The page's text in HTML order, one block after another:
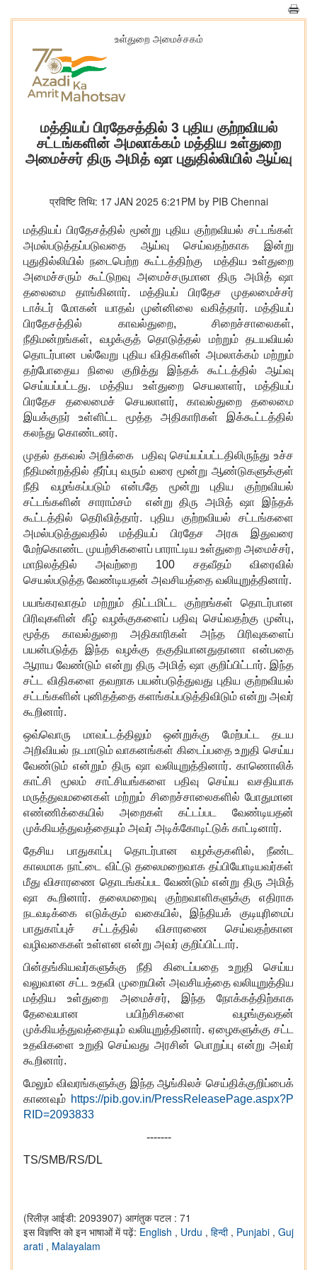
உள்துறை அமைச்சகம்
மத்தியப் பிரதேசத்தில் 3 புதிய குற்றவியல்
சட்டங்களின் அமலாக்கம் மத்திய உள்துறை
அமைச்சர் திரு அமித் ஷா புதுதில்லியில் ஆய்வு
प्रविष्टि तिथि: 17 JAN 2025 6:21PM by PIB Chennai
மத்தியப் பிரதேசத்தில் மூன்று புதிய குற்றவியல் சட்டங்கள்
அமல்படுத்தப்படுவதை ஆய்வு செய்வதற்காக இன்று
புதுதில்லியில் நடைபெற்ற கூட்டத்திற்கு மத்திய உள்துறை
அமைச்சரும் கூட்டுறவு அமைச்சருமான திரு அமித் ஷா
தலைமை தாங்கினார். மத்தியப் பிரதேச முதலமைச்சர்
டாக்டர் மோகன் யாதவ் முன்னிலை வகித்தார். மத்தியப்
பிரதேசத்தில் காவல்துறை, சிறைச்சாலைகள்,
நீதிமன்றங்கள், வழக்குத் தொடுத்தல் மற்றும் தடயவியல்
தொடர்பான பல்வேறு புதிய விதிகளின் அமலாக்கம் மற்றும்
தற்போதைய நிலை குறித்து இந்தக் கூட்டத்தில் ஆய்வு
செய்யப்பட்டது. மத்திய உள்துறை செயலாளர், மத்தியப்
பிரதேச தலைமைச் செயலாளர், காவல்துறை தலைமை
இயக்குநர் உள்ளிட்ட மூத்த அதிகாரிகள் இக்கூட்டத்தில்
கலந்து கொண்டனர்.
முதல் தகவல் அறிக்கை பதிவு செய்யப்பட்டதிலிருந்து உச்ச
நீதிமன்றத்தில் தீர்ப்பு வரும் வரை மூன்று ஆண்டுகளுக்குள்
நீதி வழங்கப்படும் என்பதே மூன்று புதிய குற்றவியல்
சட்டங்களின் சாராம்சம் என்று திரு அமித் ஷா இந்தக்
கூட்டத்தில் தெரிவித்தார். புதிய குற்றவியல் சட்டங்களை
அமல்படுத்துவதில் மத்தியப் பிரதேச அரசு இதுவரை
மேற்கொண்ட முயற்சிகளைப் பாராட்டிய உள்துறை அமைச்சர்,
மாநிலத்தில் அவற்றை 100 சதவீதம் விரைவில்
செயல்படுத்த வேண்டியதன் அவசியத்தை வலியுறுத்தினார்.
பயங்கரவாதம் மற்றும் திட்டமிட்ட குற்றங்கள் தொடர்பான
பிரிவுகளின் கீழ் வழக்குகளைப் பதிவு செய்வதற்கு முன்பு,
மூத்த காவல்துறை அதிகாரிகள் அந்த பிரிவுகளைப்
பயன்படுத்த இந்த வழக்கு தகுதியானதுதானா என்பதை
ஆராய வேண்டும் என்று திரு அமித் ஷா குறிப்பிட்டார். இந்த
சட்ட விதிகளை தவறாக பயன்படுத்துவது புதிய குற்றவியல்
சட்டங்களின் புனிதத்தை களங்கப்படுத்திவிடும் என்று அவர்
கூறினார்.
ஒவ்வொரு மாவட்டத்திலும் ஒன்றுக்கு மேற்பட்ட தடய
அறிவியல் நடமாடும் வாகனங்கள் கிடைப்பதை உறுதி செய்ய
வேண்டும் என்றும் திரு ஷா வலியுறுத்தினார். காணொலிக்
காட்சி மூலம் சாட்சியங்களை பதிவு செய்ய வசதியாக
மருத்துவமனைகள் மற்றும் சிறைச்சாலைகளில் போதுமான
எண்ணிக்கையில் அறைகள் கட்டப்பட வேண்டியதன்
முக்கியத்துவத்தையும் அவர் அடிக்கோடிட்டுக் காட்டினார்.
தேசிய பாதுகாப்பு தொடர்பான வழக்குகளில், நீண்ட
காலமாக நாட்டை விட்டு தலைமறைவாக தப்பியோடியவர்கள்
மீது விசாரணை தொடங்கப்பட வேண்டும் என்று திரு அமித்
ஷா கூறினார். தலைமறைவு குற்றவாளிகளுக்கு எதிராக
நடவடிக்கை எடுக்கும் வகையில், இந்தியக் குடியுரிமைப்
பாதுகாப்புச் சட்டத்தில் விசாரணை செய்வதற்கான
வழிவகைகள் உள்ளன என்று அவர் குறிப்பிட்டார்.
பின்தங்கியவர்களுக்கு நீதி கிடைப்பதை உறுதி செய்ய
வலுவான சட்ட உதவி முறையின் அவசியத்தை வலியுறுத்திய
மத்திய உள்துறை அமைச்சர், இந்த நோக்கத்திற்காக
தேவையான பயிற்சிகளை வழங்குவதன்
முக்கியத்துவத்தையும் வலியுறுத்தினார். ஏழைகளுக்கு சட்ட
உதவிகளை உறுதி செய்வது அரசின் பொறுப்பு என்று அவர்
கூறினார்.
மேலும் விவரங்களுக்கு இந்த ஆங்கிலச் செய்திக்குறிப்பைக்
காணவும் https://pib.gov.in/PressReleasePage.aspx?P
RID=2093833
-------
TS/SMB/RS/DL
(रिलीज़ आईडी: 2093907) आगंतुक पटल : 71
इस विज्ञप्ति को इन भाषाओं में पढ़ें: English , Urdu , हिन्दी , Punjabi , Guj
arati , Malayalam